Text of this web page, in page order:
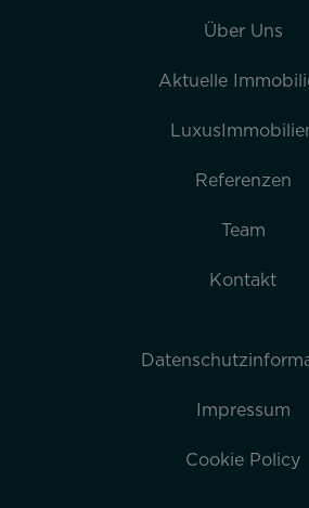
Über Uns
Aktuelle
Referenzen
Team
Kontakt
Impressum
Cookie Policy